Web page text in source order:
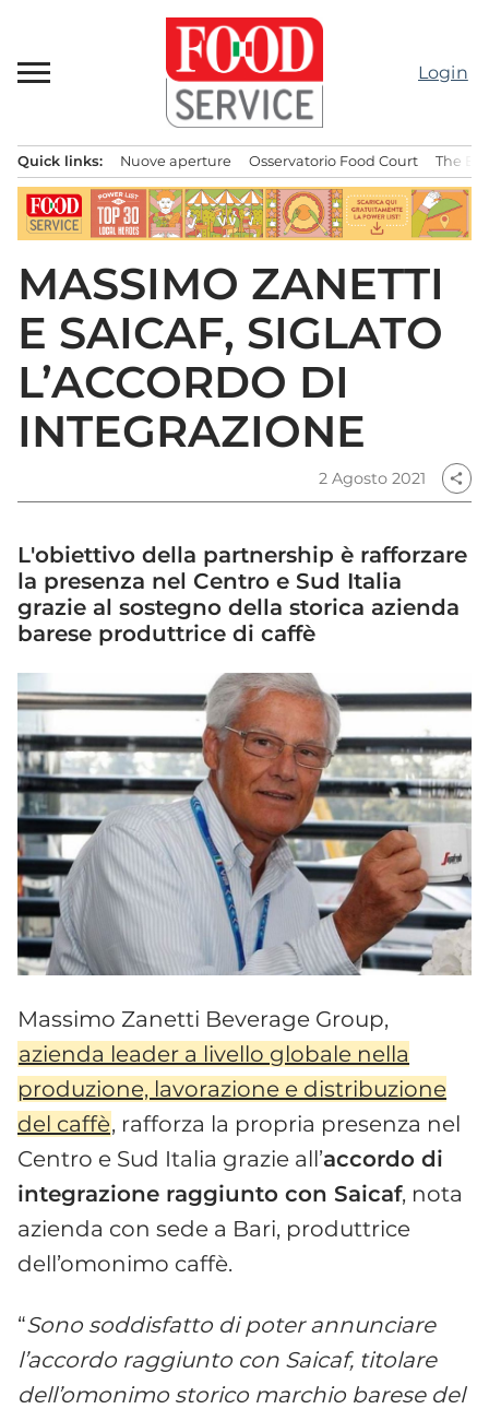
contenuto
Login
principale
Quick links: Nuove aperture Osservatorio Food Court The
MASSIMO ZANETTI
E SAICAF, SIGLATO
L’ACCORDO DI
INTEGRAZIONE
2 Agosto 2021 share
L'obiettivo della partnership è rafforzare
la presenza nel Centro e Sud Italia
grazie al sostegno della storica azienda
barese produttrice di caffè
Massimo Zanetti Beverage Group,
azienda leader a livello globale nella
produzione, lavorazione e distribuzione
del caffè, rafforza la propria presenza nel
Centro e Sud Italia grazie all’accordo di
integrazione raggiunto con Saicaf, nota
azienda con sede a Bari, produttrice
dell’omonimo caffè.
“Sono soddisfatto di poter annunciare
l’accordo raggiunto con Saicaf, titolare
dell’omonimo storico marchio barese del